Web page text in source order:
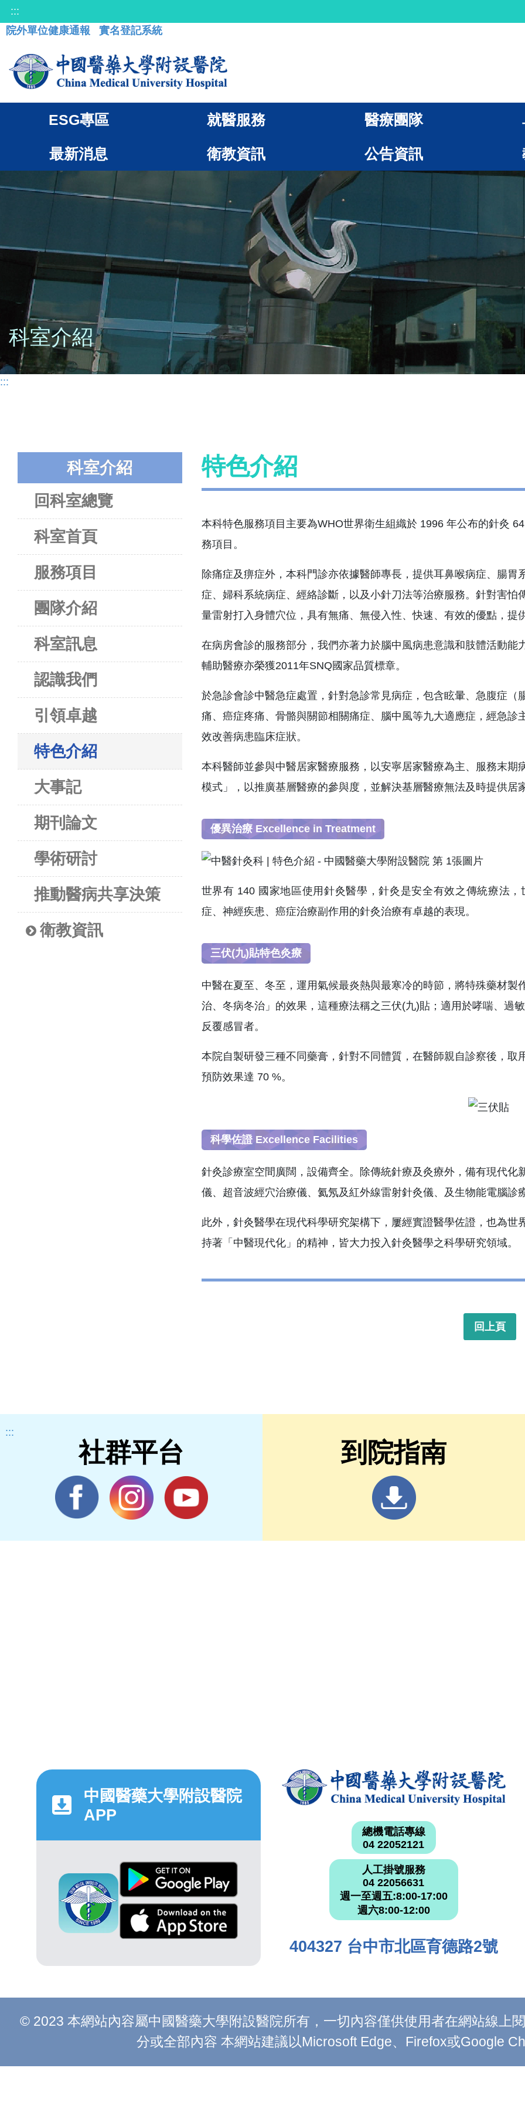
:::
院外單位健康通報
實名登記系統
ESG專區 就醫服務 醫療團隊
最新消息 衛教資訊 公告資訊
科室介紹
:::
科室介紹
回科室總覽
科室首頁
服務項目
團隊介紹
科室訊息
認識我們
引領卓越
特色介紹
大事記
期刊論文
學術研討
推動醫病共享決策
衛教資訊
特色介紹
本科特色服務項目主要為WHO世界衛生組織於 1996 年公布的針灸
務項目。
除痛症及痹症外，本科門診亦依據醫師專長，提供耳鼻喉病症、腸
症、婦科系統病症、經絡診斷，以及小針刀法等治療服務。針對害
量雷射打入身體穴位，具有無痛、無侵入性、快速、有效的優點，提
在病房會診的服務部分，我們亦著力於腦中風病患意識和肢體活動
輔助醫療亦榮獲2011年SNQ國家品質標章。
於急診會診中醫急症處置，針對急診常見病症，包含眩暈、急腹症
痛、癌症疼痛、骨骼與關節相關痛症、腦中風等九大適應症，經急
效改善病患臨床症狀。
本科醫師並參與中醫居家醫療服務，以安寧居家醫療為主、服務末
模式」，以推廣基層醫療的參與度，並解決基層醫療無法及時提供居
優異治療 Excellence in Treatment
世界有 140 國家地區使用針灸醫學，針灸是安全有效之傳統療法
症、神經疾患、癌症治療副作用的針灸治療有卓越的表現。
三伏(九)貼特色灸療
中醫在夏至、冬至，運用氣候最炎熱與最寒冷的時節，將特殊藥材
治、冬病冬治」的效果，這種療法稱之三伏(九)貼；適用於哮喘、過
反覆感冒者。
本院自製研發三種不同藥膏，針對不同體質，在醫師親自診察後，
預防效果達 70 %。
科學佐證 Excellence Facilities
針灸診療室空間廣闊，設備齊全。除傳統針療及灸療外，備有現代
儀、超音波經穴治療儀、氦氖及紅外線雷射針灸儀、及生物能電腦診
此外，針灸醫學在現代科學研究架構下，屢經實證醫學佐證，也為
持著「中醫現代化」的精神，皆大力投入針灸醫學之科學研究領域。
回上頁
:::
社群平台 到院指南
中國醫藥大學附設醫院
APP
總機電話專線
04 22052121
人工掛號服務
04 22056631
週一至週五:8:00-17:00
週六8:00-12:00
404327 台中市北區育德路2號
© 2023 本網站內容屬中國醫藥大學附設醫院所有，一切內容僅供使用者在網站線上
分或全部內容 本網站建議以Microsoft Edge、Firefox或Google